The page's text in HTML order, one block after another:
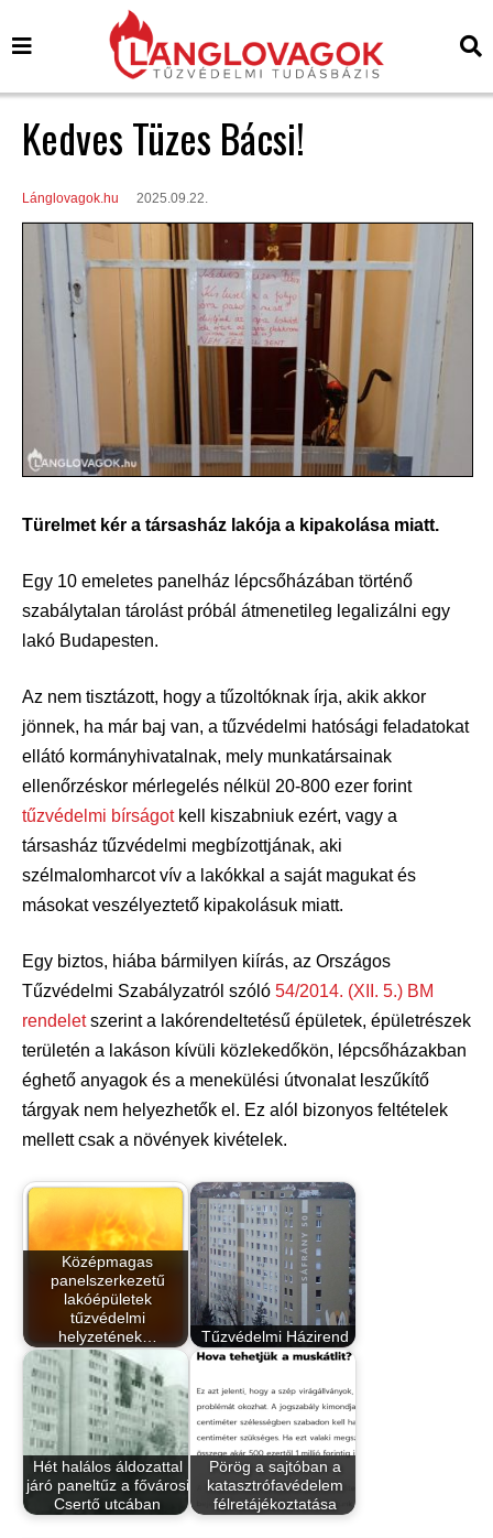
Kedves Tüzes Bácsi!
Lánglovagok.hu 2025.09.22.
Türelmet kér a társasház lakója a kipakolása miatt.
Egy 10 emeletes panelház lépcsőházában történő
szabálytalan tárolást próbál átmenetileg legalizálni egy
lakó Budapesten.
Az nem tisztázott, hogy a tűzoltóknak írja, akik akkor
jönnek, ha már baj van, a tűzvédelmi hatósági feladatokat
ellátó kormányhivatalnak, mely munkatársainak
ellenőrzéskor mérlegelés nélkül 20-800 ezer forint
tűzvédelmi bírságotkell kiszabniuk ezért, vagy a
társasház tűzvédelmi megbízottjának, aki
szélmalomharcot vív a lakókkal a saját magukat és
másokat veszélyeztető kipakolásuk miatt.
Egy biztos, hiába bármilyen kiírás, az Országos
Tűzvédelmi Szabályzatról szóló 54/2014. (XII. 5.) BM
rendeletszerint a lakórendeltetésű épületek, épületrészek
területén a lakáson kívüli közlekedőkön, lépcsőházakban
éghető anyagok és a menekülési útvonalat leszűkítő
tárgyak nem helyezhetők el. Ez alól bizonyos feltételek
mellett csak a növények kivételek.
Középmagas
panelszerkezetű
lakóépületek
tűzvédelmi
helyzetének…
Tűzvédelmi Házirend
Hét halálos áldozattal
járó paneltűz a fővárosi
Csertő utcában
Pörög a sajtóban a
katasztrófavédelem
félretájékoztatása